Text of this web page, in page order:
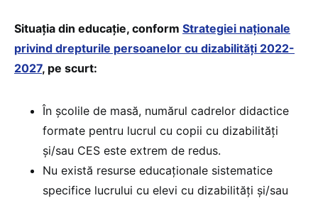
Situația din educație, conform Strategiei naționale
privind drepturile persoanelor cu dizabilități 2022-
2027, pe scurt:
În școlile de masă, numărul cadrelor didactice
formate pentru lucrul cu copii cu dizabilități
și/sau CES este extrem de redus.
Nu există resurse educaționale sistematice
specifice lucrului cu elevi cu dizabilități și/sau